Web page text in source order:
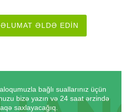
ƏLDƏ EDIN
bağlı suallarınız üçün
bizə yazın və 24 saat ərzində
saxlayacağıq.